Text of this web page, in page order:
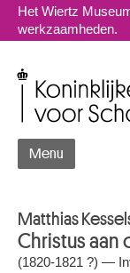
Het Wiertz
werkzaamheden.
Menu
Matthias
Christus aan
(1820-1821 ?) —